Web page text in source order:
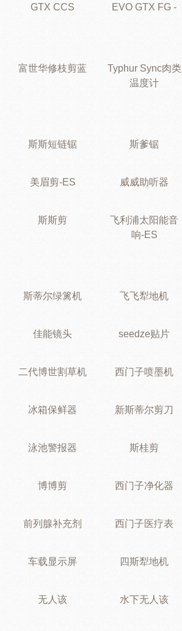
GTX CCS
EVO GTX FG -
富世华修枝剪蓝
Typhur Sync肉类
温度计
斯斯短链锯 斯爹锯
美眉剪-ES 威威助听器
斯斯剪
飞利浦太阳能音
响-ES
斯蒂尔绿篱机 飞飞犁地机
佳能镜头 seedze贴片
二代博世割草机 西门子喷墨机
冰箱保鲜器 新斯蒂尔剪刀
泳池警报器 斯桂剪
博博剪 西门子净化器
前列腺补充剂 西门子医疗表
车载显示屏 四斯犁地机
无人该 水下无人该